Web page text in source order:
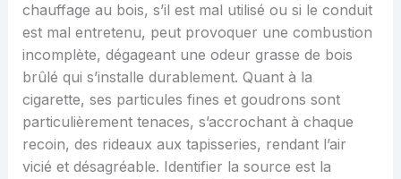
chauffage au bois, s’il est mal utilisé ou si le conduit
est mal entretenu, peut provoquer une combustion
incomplète, dégageant une odeur grasse de bois
brûlé qui s’installe durablement. Quant à la
cigarette, ses particules fines et goudrons sont
particulièrement tenaces, s’accrochant à chaque
recoin, des rideaux aux tapisseries, rendant l’air
vicié et désagréable. Identifier la source est la